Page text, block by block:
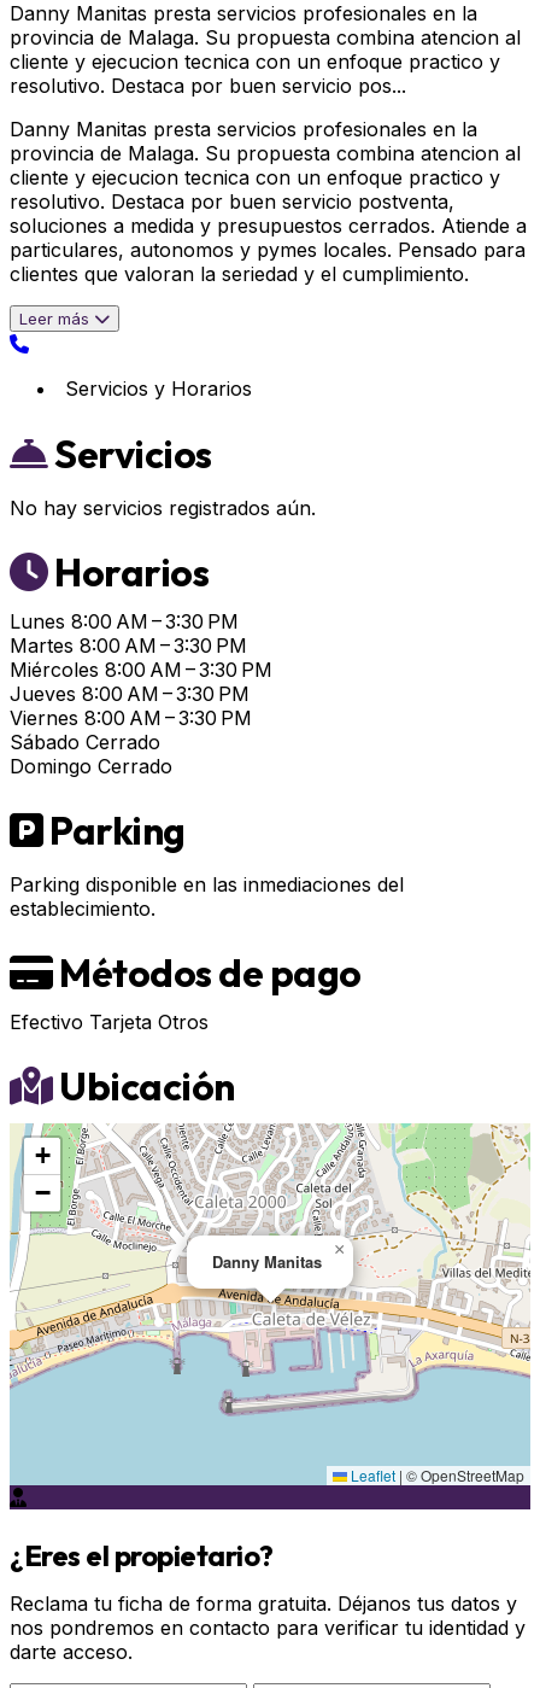
Danny Manitas presta servicios profesionales en la
provincia de Malaga. Su propuesta combina atencion al
cliente y ejecucion tecnica con un enfoque practico y
resolutivo. Destaca por buen servicio pos...
Danny Manitas presta servicios profesionales en la
provincia de Malaga. Su propuesta combina atencion al
cliente y ejecucion tecnica con un enfoque practico y
resolutivo. Destaca por buen servicio postventa,
soluciones a medida y presupuestos cerrados. Atiende a
particulares, autonomos y pymes locales. Pensado para
clientes que valoran la seriedad y el cumplimiento.
Leer más
Servicios y Horarios
Servicios
No hay servicios registrados aún.
Horarios
Lunes 8:00 AM – 3:30 PM
Martes 8:00 AM – 3:30 PM
Miércoles 8:00 AM – 3:30 PM
Jueves 8:00 AM – 3:30 PM
Viernes 8:00 AM – 3:30 PM
Sábado Cerrado
Domingo Cerrado
Parking
Parking disponible en las inmediaciones del
establecimiento.
Métodos de pago
Efectivo Tarjeta Otros
Ubicación
Danny Manitas
×
+
−
Leaflet | © OpenStreetMap
¿Eres el propietario?
Reclama tu ficha de forma gratuita. Déjanos tus datos y
nos pondremos en contacto para verificar tu identidad y
darte acceso.